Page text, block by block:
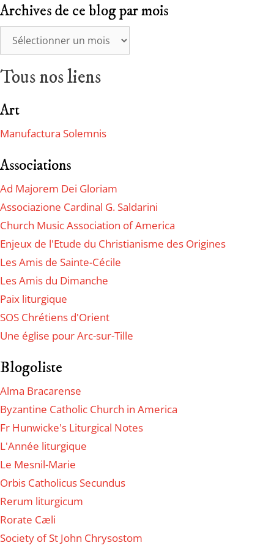
Archives de ce blog par mois
Tous nos liens
Art
Manufactura Solemnis
Associations
Ad Majorem Dei Gloriam
Associazione Cardinal G. Saldarini
Church Music Association of America
Enjeux de l'Etude du Christianisme des Origines
Les Amis de Sainte-Cécile
Les Amis du Dimanche
Paix liturgique
SOS Chrétiens d'Orient
Une église pour Arc-sur-Tille
Blogoliste
Alma Bracarense
Byzantine Catholic Church in America
Fr Hunwicke's Liturgical Notes
L'Année liturgique
Le Mesnil-Marie
Orbis Catholicus Secundus
Rerum liturgicum
Rorate Cæli
Society of St John Chrysostom